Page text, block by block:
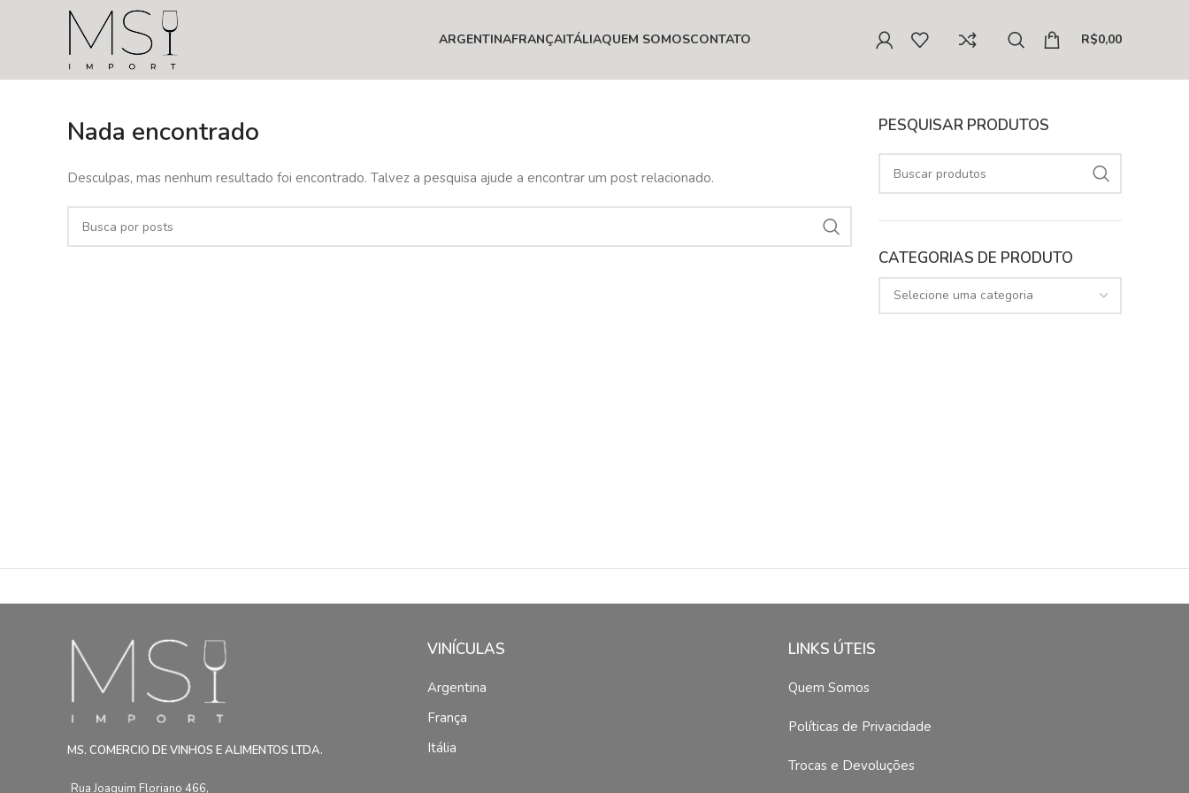
ARGENTINAFRANÇAITÁLIAQUEM SOMOSCONTATO R$0,00
Nada encontrado
Desculpas, mas nenhum resultado foi encontrado. Talvez a pesquisa ajude a encontrar um post relacionado.
PESQUISAR PRODUTOS
CATEGORIAS DE PRODUTO
Selecione uma categoria
MS. COMERCIO DE VINHOS E ALIMENTOS LTDA.
Rua Joaquim Floriano 466,
VINÍCULAS
Argentina
França
Itália
LINKS ÚTEIS
Quem Somos
Políticas de Privacidade
Trocas e Devoluções